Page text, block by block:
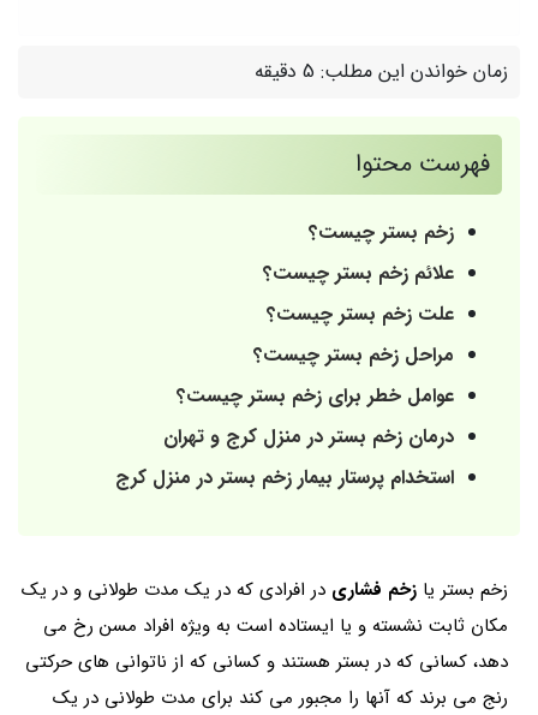
زمان خواندن این مطلب: 5 دقیقه
فهرست محتوا
زخم بستر چیست؟
علائم زخم بستر چیست؟
علت زخم بستر چیست؟
مراحل زخم بستر چیست؟
عوامل خطر برای زخم بستر چیست؟
درمان زخم بستر در منزل کرج و تهران
استخدام پرستار بیمار زخم بستر در منزل کرج
زخم بستر یا زخم فشاری در افرادی که در یک مدت طولانی و در یک
مکان ثابت نشسته و یا ایستاده است به ویژه افراد مسن رخ می
دهد، کسانی که در بستر هستند و کسانی که از ناتوانی های حرکتی
رنج می برند که آنها را مجبور می کند برای مدت طولانی در یک